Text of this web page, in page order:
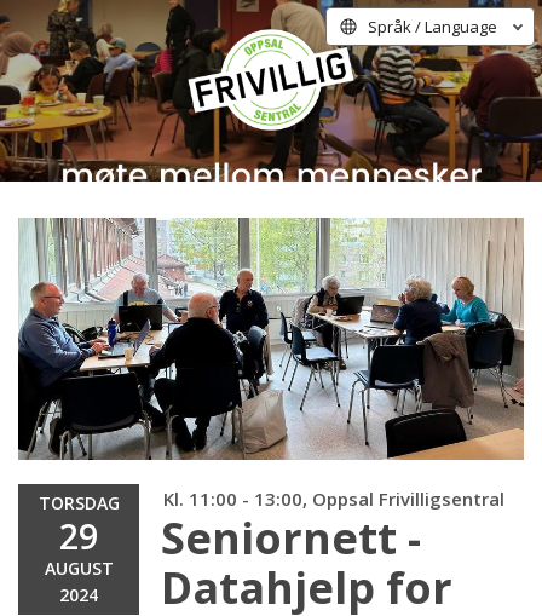
Språk / Language
TORSDAG
29
AUGUST
2024
Kl. 11:00 - 13:00, Oppsal Frivilligsentral
Seniornett -
Datahjelp for